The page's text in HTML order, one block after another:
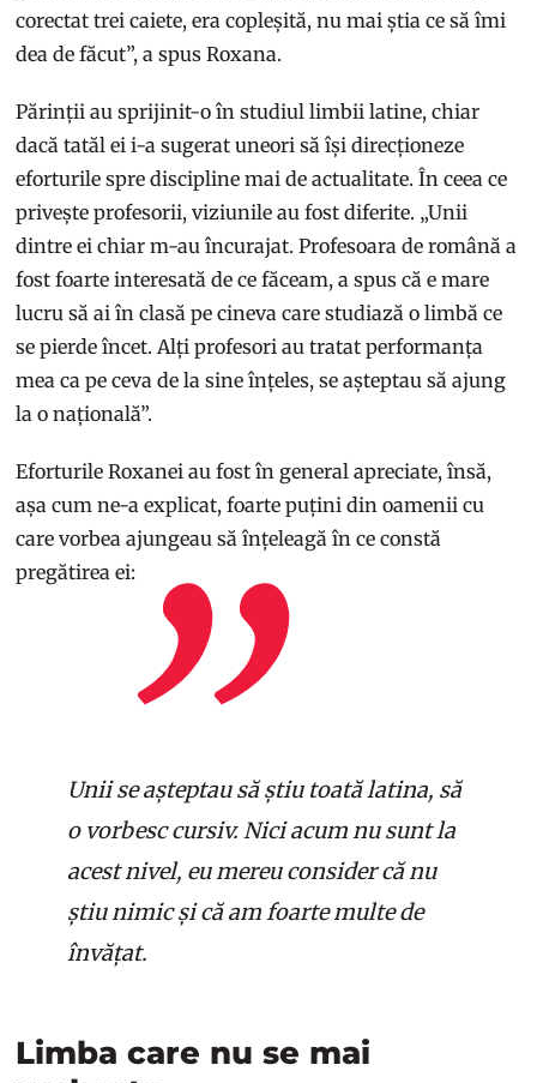
corectat trei caiete, era copleșită, nu mai știa ce să îmi
dea de făcut”, a spus Roxana.
Părinții au sprijinit-o în studiul limbii latine, chiar
dacă tatăl ei i-a sugerat uneori să își direcționeze
eforturile spre discipline mai de actualitate. În ceea ce
privește profesorii, viziunile au fost diferite. „Unii
dintre ei chiar m-au încurajat. Profesoara de română a
fost foarte interesată de ce făceam, a spus că e mare
lucru să ai în clasă pe cineva care studiază o limbă ce
se pierde încet. Alți profesori au tratat performanța
mea ca pe ceva de la sine înțeles, se așteptau să ajung
la o națională”.
Eforturile Roxanei au fost în general apreciate, însă,
așa cum ne-a explicat, foarte puțini din oamenii cu
care vorbea ajungeau să înțeleagă în ce constă
pregătirea ei:
Unii se așteptau să știu toată latina, să
o vorbesc cursiv. Nici acum nu sunt la
acest nivel, eu mereu consider că nu
știu nimic și că am foarte multe de
învățat.
Limba care nu se mai